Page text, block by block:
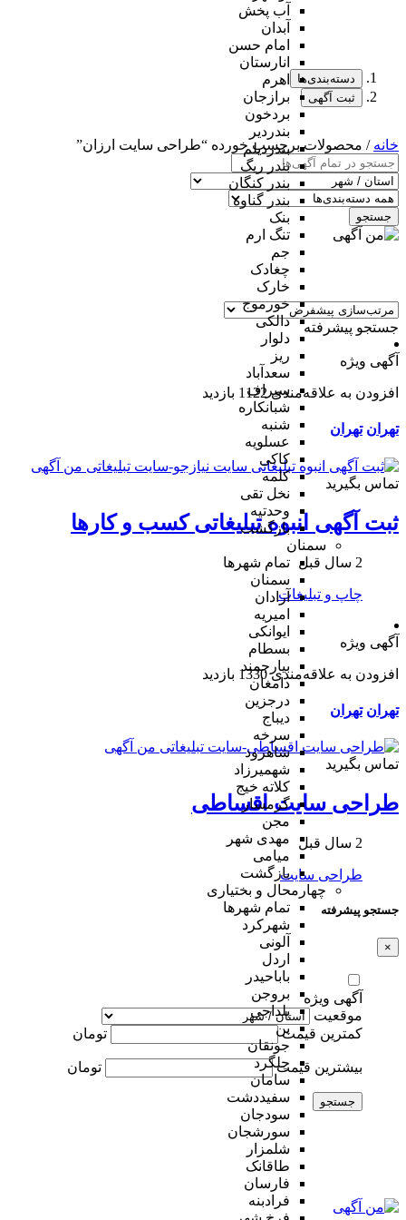
آب پخش
آبدان
امام حسن
انارستان
اهرم
برازجان
بردخون
بندردیر
بندردیلم
بندر ریگ
بندر کنگان
بندر گناوه
بنک
تنگ ارم
جم
چغادک
خارک
خورموج
دالکی
دلوار
ریز
سعدآباد
سیراف
شبانکاره
شنبه
عسلویه
کاکی
کلمه
نخل تقی
وحدتیه
بازگشت
سمنان
تمام شهر‌ها
سمنان
آرادان
امیریه
ایوانکی
بسطام
بیارجمند
دامغان
درجزین
دیباج
سرخه
شاهرود
شهمیرزاد
کلاته خیج
گرمسار
مجن
مهدی شهر
میامی
بازگشت
چهارمحال و بختیاری
تمام شهر‌ها
شهرکرد
آلونی
اردل
باباحیدر
بروجن
بلداجی
بن
جونقان
چلگرد
سامان
سفیددشت
سودجان
سورشجان
شلمزار
طاقانک
فارسان
فرادبنه
دسته‌بندی‌ها
ثبت آگهی
خانه / محصولات برچسب خورده “طراحی سایت ارزان”
جستجو
جستجو پیشرفته
آگهی ویژه
افزودن به علاقه‌مندی 1122 بازدید
تهران تهران
تماس بگیرید
ثبت آگهی انبوه تبلیغاتی کسب و کارها
2 سال قبل
چاپ و تبلیغات
آگهی ویژه
افزودن به علاقه‌مندی 1330 بازدید
تهران تهران
تماس بگیرید
طراحی سایت اقساطی
2 سال قبل
طراحی سایت
جستجو پیشرفته
×
آگهی ویژه
موقعیت
کمترین قیمت
تومان
بیشترین قیمت تومان
جستجو